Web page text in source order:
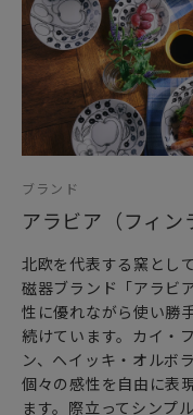
れ、またフィンランド
（ARABIA）”社のテ
れた北欧インテリアの
ブランド
アラビア（フィン
北欧を代表する窯とし
磁器ブランド「アラビ
性に優れながら使い勝
続けています。カイ・
ン、ヘイッキ・オルボ
個々の感性を自由に表
ます。際立ってシンプ